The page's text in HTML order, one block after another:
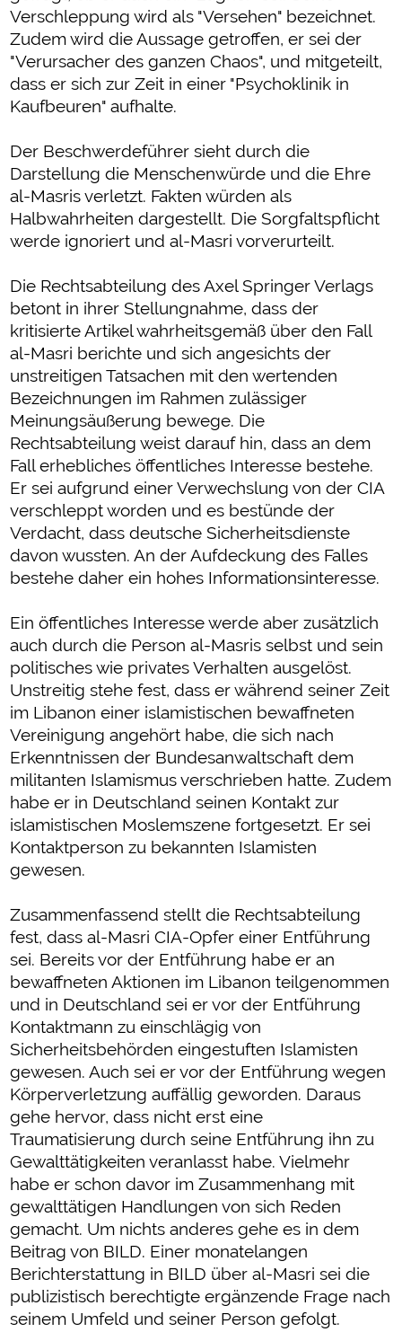
Verschleppung wird als "Versehen" bezeichnet.
Zudem wird die Aussage getroffen, er sei der
"Verursacher des ganzen Chaos", und mitgeteilt,
dass er sich zur Zeit in einer "Psychoklinik in
Kaufbeuren" aufhalte.
Der Beschwerdeführer sieht durch die
Darstellung die Menschenwürde und die Ehre
al-Masris verletzt. Fakten würden als
Halbwahrheiten dargestellt. Die Sorgfaltspflicht
werde ignoriert und al-Masri vorverurteilt.
Die Rechtsabteilung des Axel Springer Verlags
betont in ihrer Stellungnahme, dass der
kritisierte Artikel wahrheitsgemäß über den Fall
al-Masri berichte und sich angesichts der
unstreitigen Tatsachen mit den wertenden
Bezeichnungen im Rahmen zulässiger
Meinungsäußerung bewege. Die
Rechtsabteilung weist darauf hin, dass an dem
Fall erhebliches öffentliches Interesse bestehe.
Er sei aufgrund einer Verwechslung von der CIA
verschleppt worden und es bestünde der
Verdacht, dass deutsche Sicherheitsdienste
davon wussten. An der Aufdeckung des Falles
bestehe daher ein hohes Informationsinteresse.
Ein öffentliches Interesse werde aber zusätzlich
auch durch die Person al-Masris selbst und sein
politisches wie privates Verhalten ausgelöst.
Unstreitig stehe fest, dass er während seiner Zeit
im Libanon einer islamistischen bewaffneten
Vereinigung angehört habe, die sich nach
Erkenntnissen der Bundesanwaltschaft dem
militanten Islamismus verschrieben hatte. Zudem
habe er in Deutschland seinen Kontakt zur
islamistischen Moslemszene fortgesetzt. Er sei
Kontaktperson zu bekannten Islamisten
gewesen.
Zusammenfassend stellt die Rechtsabteilung
fest, dass al-Masri CIA-Opfer einer Entführung
sei. Bereits vor der Entführung habe er an
bewaffneten Aktionen im Libanon teilgenommen
und in Deutschland sei er vor der Entführung
Kontaktmann zu einschlägig von
Sicherheitsbehörden eingestuften Islamisten
gewesen. Auch sei er vor der Entführung wegen
Körperverletzung auffällig geworden. Daraus
gehe hervor, dass nicht erst eine
Traumatisierung durch seine Entführung ihn zu
Gewalttätigkeiten veranlasst habe. Vielmehr
habe er schon davor im Zusammenhang mit
gewalttätigen Handlungen von sich Reden
gemacht. Um nichts anderes gehe es in dem
Beitrag von BILD. Einer monatelangen
Berichterstattung in BILD über al-Masri sei die
publizistisch berechtigte ergänzende Frage nach
seinem Umfeld und seiner Person gefolgt.